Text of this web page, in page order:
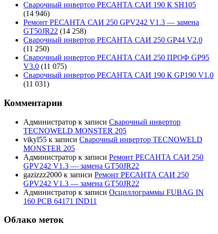
Сварочный инвертор РЕСАНТА САИ 190 К SH105
(14 946)
Ремонт РЕСАНТА САИ 250 GPV242 V1.3 — замена
GT50JR22 (14 258)
Сварочный инвертор РЕСАНТА САИ 250 GP44 V2.0
(11 250)
Сварочный инвертор РЕСАНТА САИ 250 ПРОФ GP95
V3.0 (11 075)
Сварочный инвертор РЕСАНТА САИ 190 К GP190 V1.0
(11 031)
Комментарии
Администратор к записи Сварочный инвертор
TECNOWELD MONSTER 205
vikyl55 к записи Сварочный инвертор TECNOWELD
MONSTER 205
Администратор к записи Ремонт РЕСАНТА САИ 250
GPV242 V1.3 — замена GT50JR22
gazizzz2000 к записи Ремонт РЕСАНТА САИ 250
GPV242 V1.3 — замена GT50JR22
Администратор к записи Осциллограммы FUBAG IN
160 PCB 64171 IND11
Облако меток